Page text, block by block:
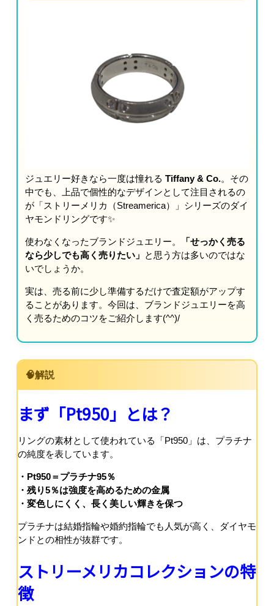
ジュエリー好きなら一度は憧れる Tiffany & Co.。その
中でも、上品で個性的なデザインとして注目されるの
が「ストリーメリカ（Streamerica）」シリーズのダイ
ヤモンドリングです✨
使わなくなったブランドジュエリー。
「せっかく売る
なら少しでも高く売りたい」 と思う方は多いのではな
いでしょうか。
実は、売る前に少し準備するだけで査定額がアップす
ることがあります。今回は、ブランドジュエリーを高
く売るためのコツをご紹介します(^^)/
🧠解説
まず「Pt950」とは？
リングの素材として使われている「Pt950」は、プラチナ
の純度を表しています。
・Pt950＝プラチナ95％
・残り5％は強度を高めるための金属
・変色しにくく、長く美しい輝きを保つ
プラチナは結婚指輪や婚約指輪でも人気が高く、ダイヤモ
ンドとの相性が抜群です。
ストリーメリカコレクションの特
徴